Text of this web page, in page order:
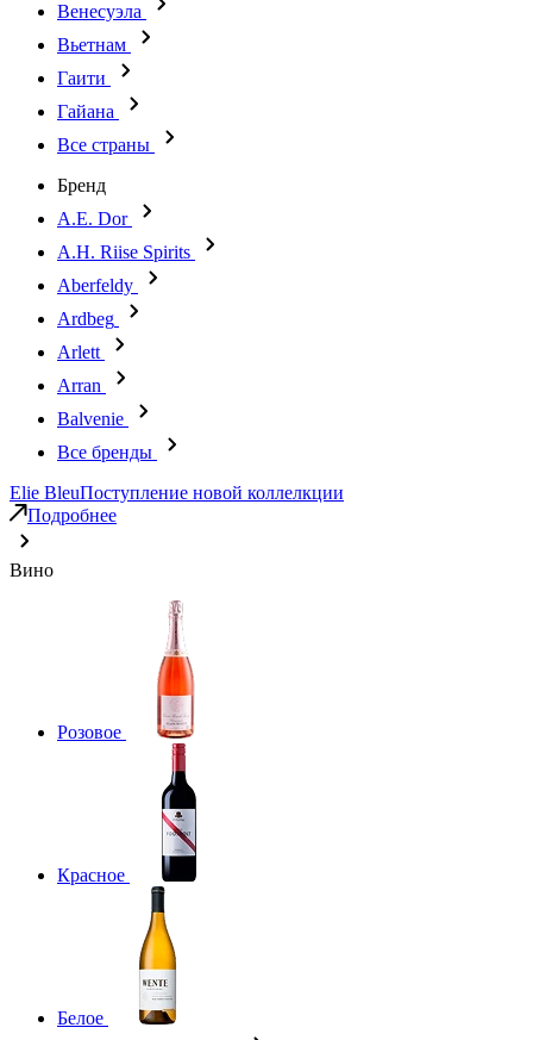
Венесуэла
Вьетнам
Гаити
Гайана
Все страны
Бренд
A.E. Dor
A.H. Riise Spirits
Aberfeldy
Ardbeg
Arlett
Arran
Balvenie
Все бренды
Elie BleuПоступление новой коллелкции
Подробнее
Вино
Розовое
Красное
Белое